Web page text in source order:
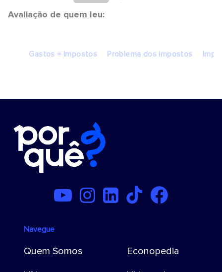
Avaliação de quem leu:
Gastos = Impostos Problema dos impostos
Navegue
Quem Somos
Econopedia